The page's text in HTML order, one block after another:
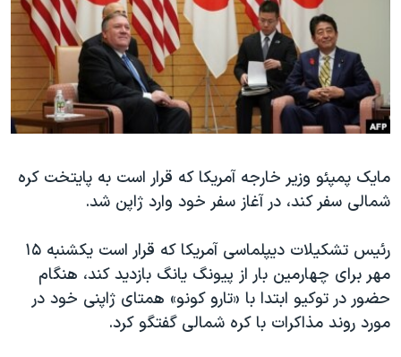
فرهنگ و زندگی
حقوق شهروندی
اقتصادی
علم و فناوری
گالری عکس
آرشیو پخش زنده
مستندها
انتخابات ریاست جمهوری آمریکا ۲۰۲۴
حمله جمهوری اسلامی به اسرائیل
رمز مهسا
اعتراضات زن، زندگی، آزادی
مجموعه مستندهای دادخواهی
تریبونال مردمی آبان ۹۸
دادگاه حمید نوری
چهل سال گروگان‌گیری
دنبال کنید
زبانهای مختلف
مایک پمپئو وزیر خارجه آمریکا که قرار است به پایتخت کره
شمالی سفر کند، در آغاز سفر خود وارد ژاپن شد.
رئیس تشکیلات دیپلماسی آمریکا که قرار است یکشنبه ۱۵
مهر برای چهارمین بار از پیونگ یانگ بازدید کند، هنگام
حضور در توکیو ابتدا با «تارو کونو» همتای ژاپنی خود در
مورد روند مذاکرات با کره شمالی گفتگو کرد.